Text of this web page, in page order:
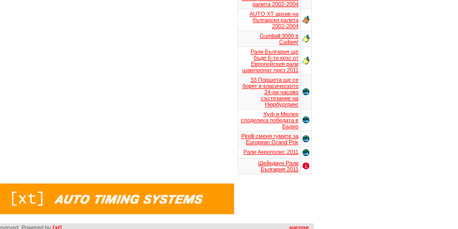
ралита 2002-2004
AUTO XT aрхив на
български ралита
2002-2004
Gumball 3000 в
София!
Рали България ще
бъде 6-ти кръг от
Европейския рали
шампионат през 2011
33 Поршета ще се
борят в класическото
24-ри часово
състезание на
Нюрбургринг
Хуф и Мюлер
споделиха победата в
Бърно
Pirelli сменя гумите за
European Grand Prix
Рали Акрополис 2011
Шейкдаун Рали
България 2011
Powered by [xt] нагоре